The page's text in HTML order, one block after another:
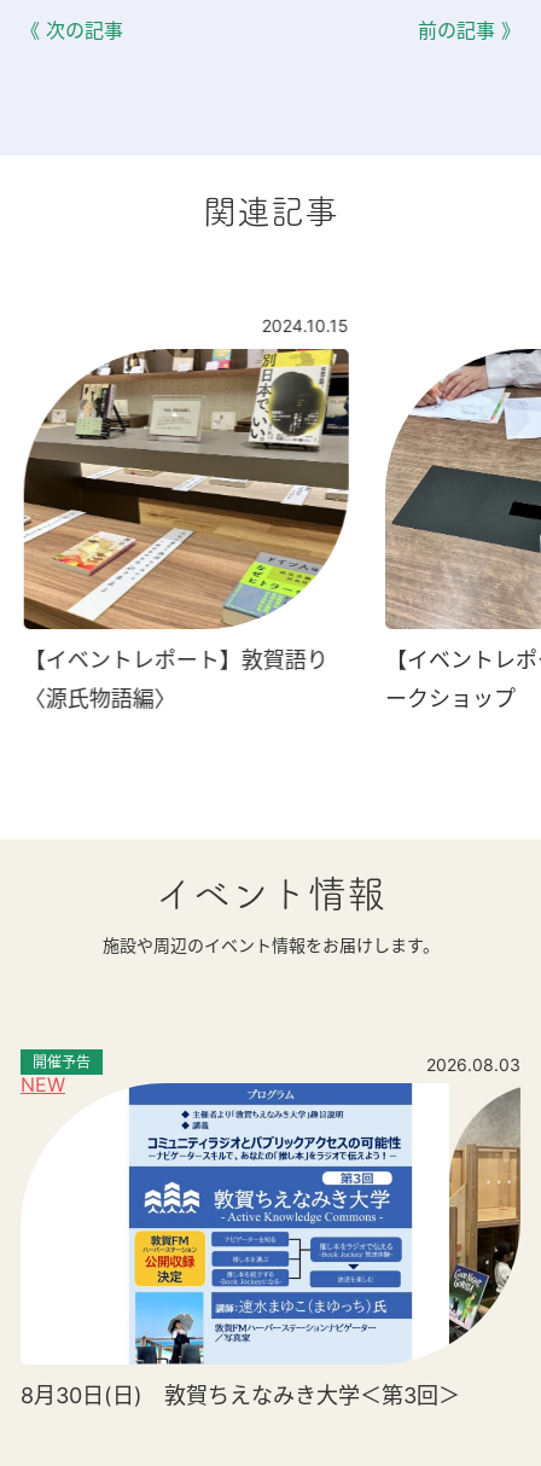
《 次の記事 前の記事 》
関連記事
2024.10.15
【イベントレポート】敦賀語り
〈源氏物語編〉
【イベントレ
ークショップ
イベント情報
施設や周辺のイベント情報をお届けします。
NEW
開催予告 2026.08.03
8月30日(日) 敦賀ちえなみき大学＜第3回＞